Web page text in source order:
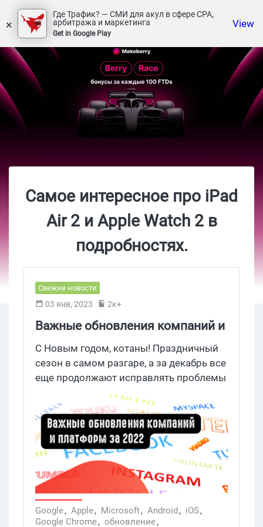
×
Где Трафик? — СМИ для акул в сфере СРА,
арбитража и маркетинга
Get in Google Play
View
Самое интересное про iPad
Air 2 и Apple Watch 2 в
подробностях.
Свежие новости
03 янв, 2023 2к+
Важные обновления компаний и
платформ за 2022
С Новым годом, котаны! Праздничный
сезон в самом разгаре, а за декабрь все
еще продолжают исправлять проблемы
связанные с безопасностью. Были
выпущены обновления Apple, Google и
Microsoft, а также компаниями-
разработчиками корпоративного
программного обеспечения, включая
Citrix и VMWare.
Google, Apple, Microsoft, Android , iOS,
Google Chrome, обновление,